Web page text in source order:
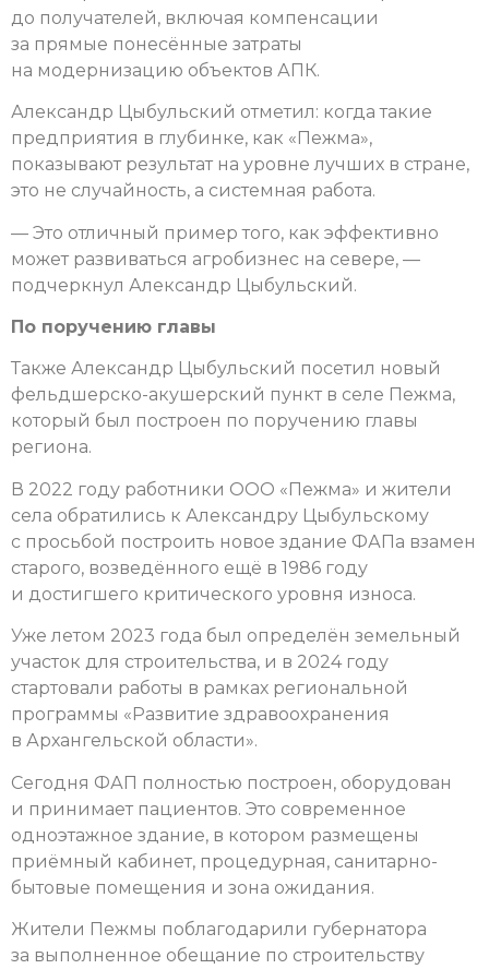
до получателей, включая компенсации
за прямые понесённые затраты
на модернизацию объектов АПК.
Александр Цыбульский отметил: когда такие
предприятия в глубинке, как «Пежма»,
показывают результат на уровне лучших в стране,
это не случайность, а системная работа.
— Это отличный пример того, как эффективно
может развиваться агробизнес на севере, —
подчеркнул Александр Цыбульский.
По поручению главы
Также Александр Цыбульский посетил новый
фельдшерско-акушерский пункт в селе Пежма,
который был построен по поручению главы
региона.
В 2022 году работники ООО «Пежма» и жители
села обратились к Александру Цыбульскому
с просьбой построить новое здание ФАПа взамен
старого, возведённого ещё в 1986 году
и достигшего критического уровня износа.
Уже летом 2023 года был определён земельный
участок для строительства, и в 2024 году
стартовали работы в рамках региональной
программы «Развитие здравоохранения
в Архангельской области».
Сегодня ФАП полностью построен, оборудован
и принимает пациентов. Это современное
одноэтажное здание, в котором размещены
приёмный кабинет, процедурная, санитарно-
бытовые помещения и зона ожидания.
Жители Пежмы поблагодарили губернатора
за выполненное обещание по строительству